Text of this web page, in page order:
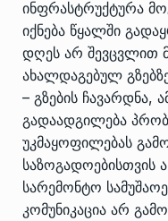
ინფრასტრუქტურა
იქნება წყალში
დღეს არ შევცვლით
ახალდაგებულ
– გზების ჩავარდნა,
გადაადგილება
უკმაყოფილებას
საზოგადოებისთვის
სარემონტო
კომუნიკაცია არ